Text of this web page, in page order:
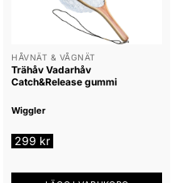
HÅVNÄT & VÅGNÄT
Trähåv Vadarhåv
Catch&Release gummi
Wiggler
299 kr